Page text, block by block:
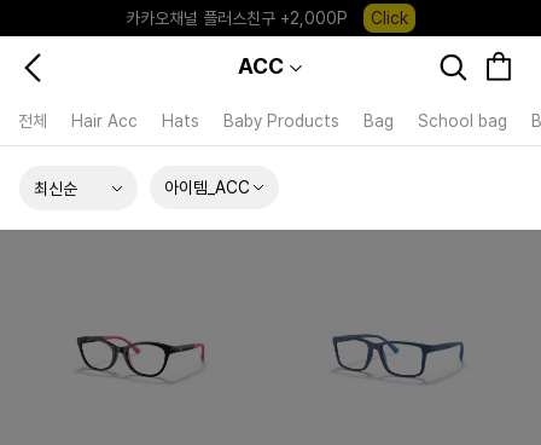
카카오채널 플러스친구 +2,000P
Click
포레포레 앱 다운로드 +3,000P
ACC
전체 Hair Acc Hats Baby Products Bag School bag
아이템_ACC